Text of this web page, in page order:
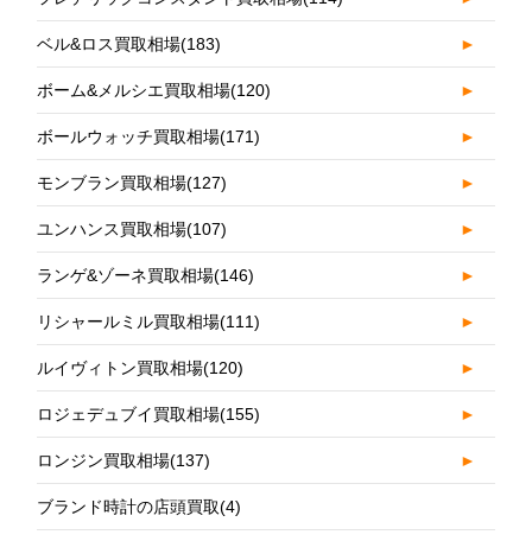
ベル&ロス買取相場(183) ►
ボーム&メルシエ買取相場(120) ►
ボールウォッチ買取相場(171) ►
モンブラン買取相場(127) ►
ユンハンス買取相場(107) ►
ランゲ&ゾーネ買取相場(146) ►
リシャールミル買取相場(111) ►
ルイヴィトン買取相場(120) ►
ロジェデュブイ買取相場(155) ►
ロンジン買取相場(137) ►
ブランド時計の店頭買取(4)